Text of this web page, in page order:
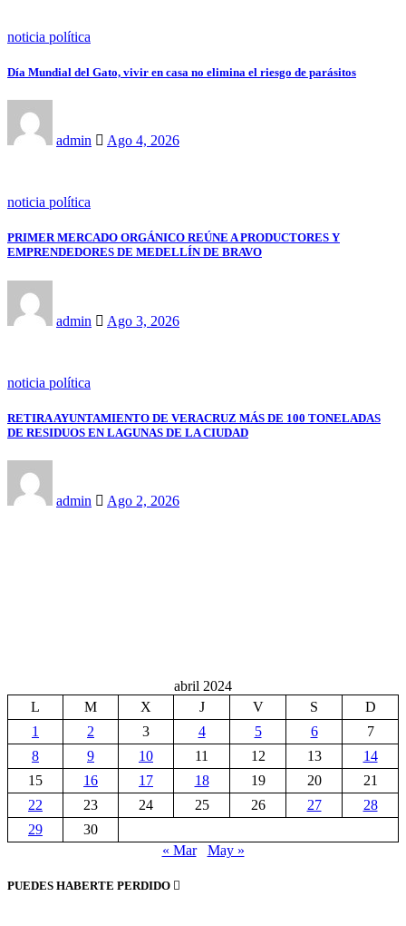
noticia política
Día Mundial del Gato, vivir en casa no elimina el riesgo de parásitos
admin Ago 4, 2026
noticia política
PRIMER MERCADO ORGÁNICO REÚNE A PRODUCTORES Y
EMPRENDEDORES DE MEDELLÍN DE BRAVO
admin Ago 3, 2026
noticia política
RETIRA AYUNTAMIENTO DE VERACRUZ MÁS DE 100 TONELADAS
DE RESIDUOS EN LAGUNAS DE LA CIUDAD
admin Ago 2, 2026
abril 2024
L
M X J V S
D
1
2 3 4 5 6
7
8
9 10 11 12 13
14
15
16 17 18 19 20
21
22
23 24 25 26 27
28
29
30
« Mar
May »
PUEDES HABERTE PERDIDO